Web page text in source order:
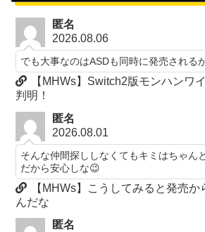
匿名
2026.08.06
でも大事なのはASDも同時に発売される
【MHWs】Switch2版モンハンワ
判明！
匿名
2026.08.01
そんな仲間探ししなくてもキミはちゃん
だから安心しな😉
【MHWs】こうしてみると発売
んだな
匿名